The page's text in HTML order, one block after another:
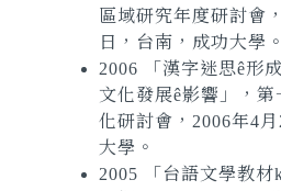
區域研究年度研討會
日，台南，成功大學。
2006 「漢字迷思ê形
文化發展ê影響」，
化研討會，2006年4
大學。
2005 「台語文學教材